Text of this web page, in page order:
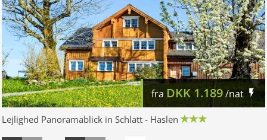
fra DKK1.189/nat
Lejlighed Panoramablick in Schlatt - Haslen